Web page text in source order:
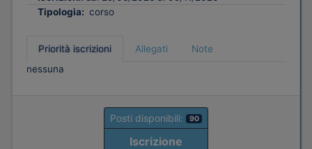
Tipologia: corso
Priorità iscrizioni Allegati
Note
nessuna
Posti disponibili: 90
Iscrizione